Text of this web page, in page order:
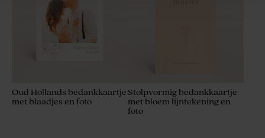
Oud Hollands bedankkaartje
met blaadjes en foto
Stolpvormig bedankkaartje
met bloem lijntekening en
foto